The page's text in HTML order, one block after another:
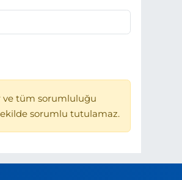
tüm sorumluluğu
sorumlu tutulamaz.